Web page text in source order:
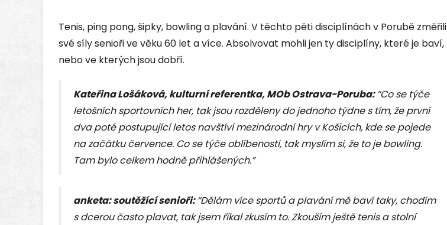
Tenis, ping pong, šipky, bowling a plavání. V těchto pěti disciplínách v Porubě změřili
své síly senioři ve věku 60 let a více. Absolvovat mohli jen ty disciplíny, které je baví,
nebo ve kterých jsou dobří.
Kateřina Lošáková, kulturní referentka, MOb Ostrava-Poruba:“Co se týče
letošních sportovních her, tak jsou rozděleny do jednoho týdne s tím, že první
dva poté postupující letos navštíví mezinárodní hry v Košicích, kde se pojede
na začátku července. Co se týče oblíbenosti, tak myslím si, že to je bowling.
Tam bylo celkem hodně přihlášených.”
anketa: soutěžící senioři:“Dělám více sportů a plavání mě baví taky, chodím
s dcerou často plavat, tak jsem říkal zkusím to. Zkouším ještě tenis a stolní